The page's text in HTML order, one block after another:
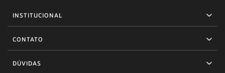
INSTITUCIONAL
CONTATO
DÚVIDAS